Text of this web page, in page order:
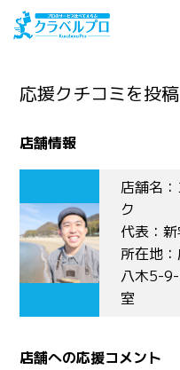
応援クチコミを投稿
店舗情報
店舗名
ク
代表：
所在地
八木5-
室
店舗への応援コメント